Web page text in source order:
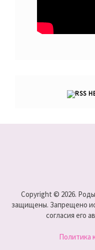
Copyright © 2026.
защищены. Запрещено
согласия его
Политика